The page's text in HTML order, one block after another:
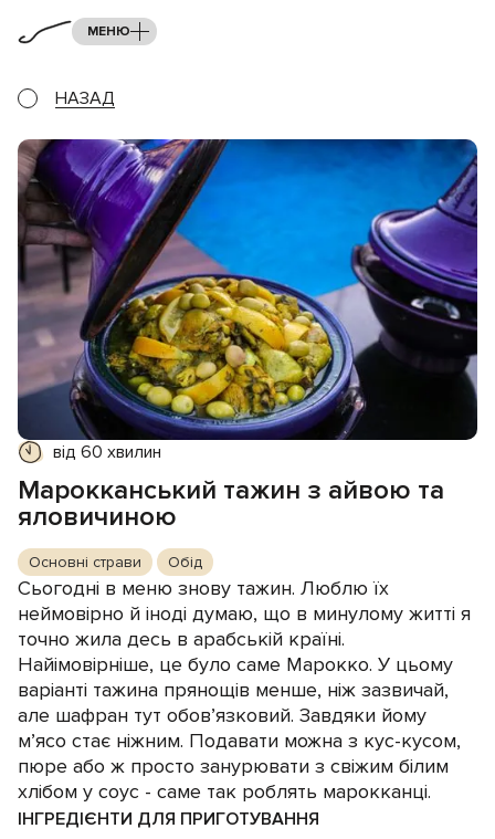
МЕНЮ
НАЗАД
від 60 хвилин
Марокканський тажин з айвою та
яловичиною
Основні страви Обід
Сьогодні в меню знову тажин. Люблю їх
неймовірно й іноді думаю, що в минулому житті я
точно жила десь в арабській країні.
Найімовірніше, це було саме Марокко. У цьому
варіанті тажина прянощів менше, ніж зазвичай,
але шафран тут обов’язковий. Завдяки йому
м’ясо стає ніжним. Подавати можна з кус-кусом,
пюре або ж просто занурювати з свіжим білим
хлібом у соус - саме так роблять марокканці.
ІНГРЕДІЄНТИ ДЛЯ ПРИГОТУВАННЯ